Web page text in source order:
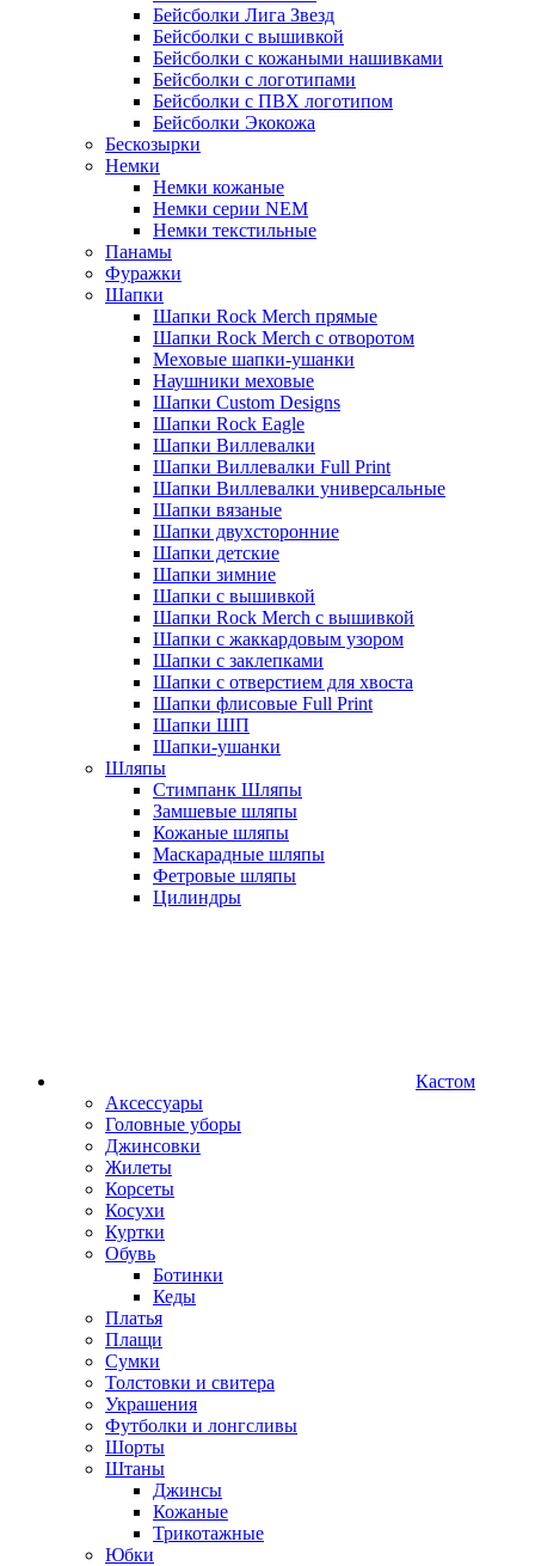
Бейсболки Лига Звезд
Бейсболки с вышивкой
Бейсболки с кожаными нашивками
Бейсболки с логотипами
Бейсболки с ПВХ логотипом
Бейсболки Экокожа
Бескозырки
Немки
Немки кожаные
Немки серии NEM
Немки текстильные
Панамы
Фуражки
Шапки
Шапки Rock Merch прямые
Шапки Rock Merch с отворотом
Меховые шапки-ушанки
Наушники меховые
Шапки Custom Designs
Шапки Rock Eagle
Шапки Виллевалки
Шапки Виллевалки Full Print
Шапки Виллевалки универсальные
Шапки вязаные
Шапки двухсторонние
Шапки детские
Шапки зимние
Шапки с вышивкой
Шапки Rock Merch с вышивкой
Шапки с жаккардовым узором
Шапки с заклепками
Шапки с отверстием для хвоста
Шапки флисовые Full Print
Шапки ШП
Шапки-ушанки
Шляпы
Стимпанк Шляпы
Замшевые шляпы
Кожаные шляпы
Маскарадные шляпы
Фетровые шляпы
Цилиндры
Кастом
Аксессуары
Головные уборы
Джинсовки
Жилеты
Корсеты
Косухи
Куртки
Обувь
Ботинки
Кеды
Платья
Плащи
Сумки
Толстовки и свитера
Украшения
Футболки и лонгсливы
Шорты
Штаны
Джинсы
Кожаные
Трикотажные
Юбки